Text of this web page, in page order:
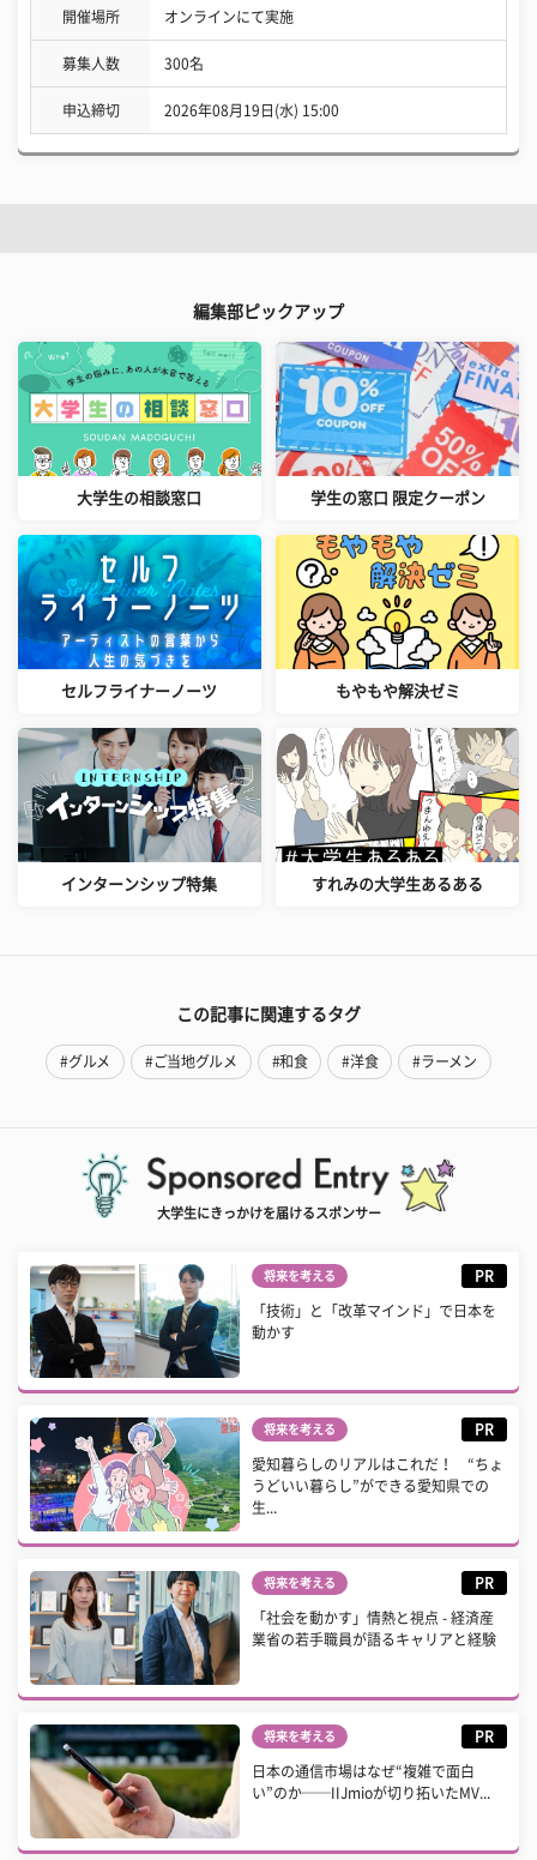
開催場所 オンラインにて実施
募集人数 300名
申込締切 2026年08月19日(水) 15:00
編集部ピックアップ
大学生の相談窓口 学生の窓口 限定クーポン
セルフライナーノーツ もやもや解決ゼミ
インターンシップ特集 すれみの大学生あるある
この記事に関連するタグ
#グルメ #ご当地グルメ #和食 #洋食 #ラーメン
大学生にきっかけを届けるスポンサー
将来を考える PR
「技術」と「改革マインド」で日本を
動かす
将来を考える PR
愛知暮らしのリアルはこれだ！ “ちょ
うどいい暮らし”ができる愛知県での
生...
将来を考える PR
「社会を動かす」情熱と視点 - 経済産
業省の若手職員が語るキャリアと経験
将来を考える PR
日本の通信市場はなぜ“複雑で面白
い”のか──IIJmioが切り拓いたMV...